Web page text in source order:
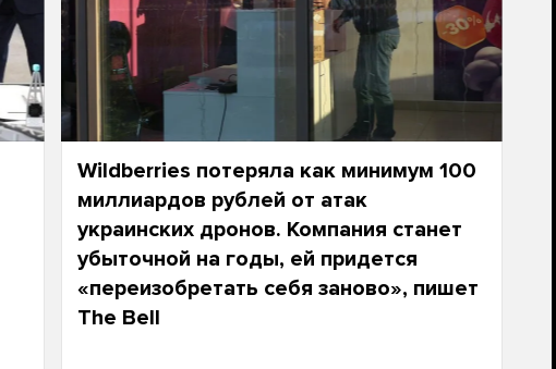
Wildberries потеряла как минимум 100
миллиардов рублей от атак
украинских дронов. Компания станет
убыточной на годы, ей придется
«переизобретать себя заново», пишет
The Bell